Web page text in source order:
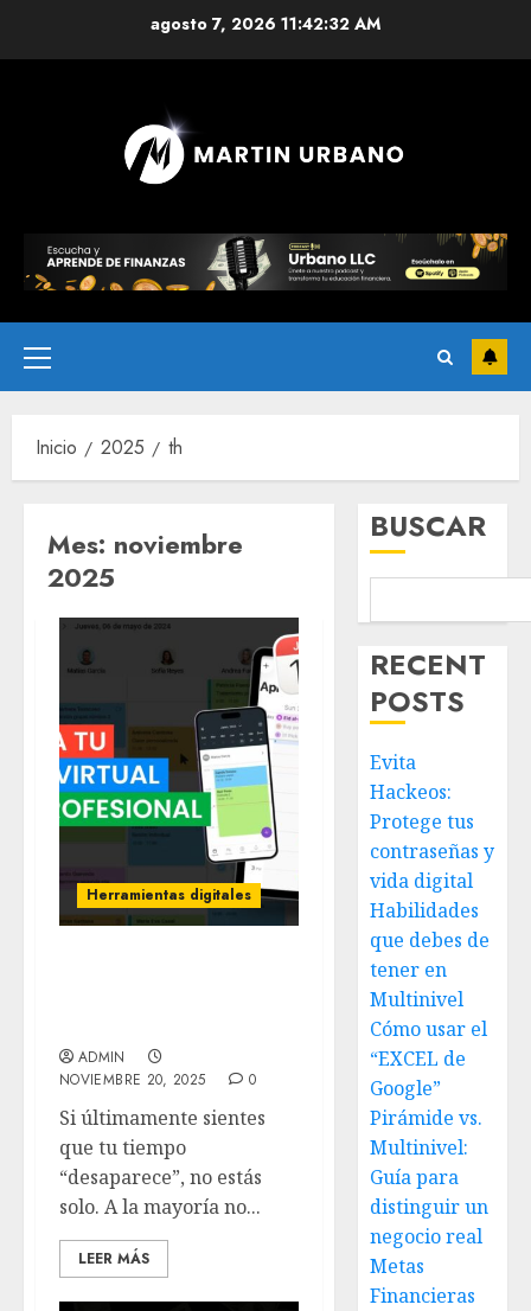
agosto 7, 2026 11:42:33 AM
Inicio 2025 th
Mes: noviembre
2025
Herramientas digitales
ADMIN
NOVIEMBRE 20, 2025
0
Si últimamente sientes
que tu tiempo
“desaparece”, no estás
solo. A la mayoría no...
LEER MÁS
BUSCAR
RECENT
POSTS
Evita
Hackeos:
Protege tus
contraseñas y
vida digital
Habilidades
que debes de
tener en
Multinivel
Cómo usar el
“EXCEL de
Google”
Pirámide vs.
Multinivel:
Guía para
distinguir un
negocio real
Metas
Financieras